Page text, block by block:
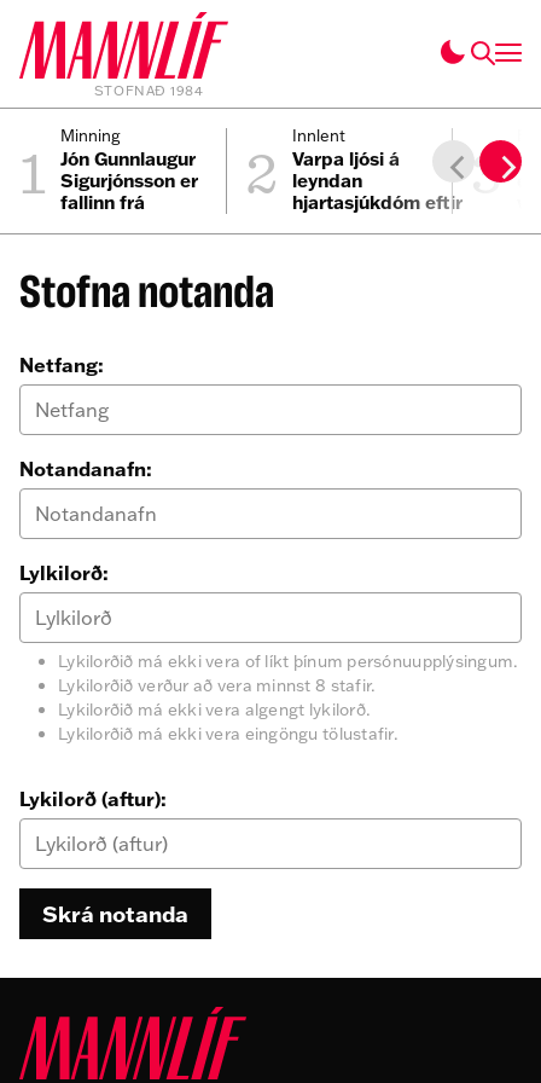
STOFNAÐ 1984
1 Minning
Jón Gunnlaugur
Sigurjónsson er
fallinn frá
2 Innlent
Varpa ljósi á
leyndan
hjartasjúkdóm eftir 3
Stofna notanda
Netfang:
Notandanafn:
Lylkilorð:
Lykilorðið má ekki vera of líkt þínum persónuupplýsingum.
Lykilorðið verður að vera minnst 8 stafir.
Lykilorðið má ekki vera algengt lykilorð.
Lykilorðið má ekki vera eingöngu tölustafir.
Lykilorð (aftur):
Skrá notanda